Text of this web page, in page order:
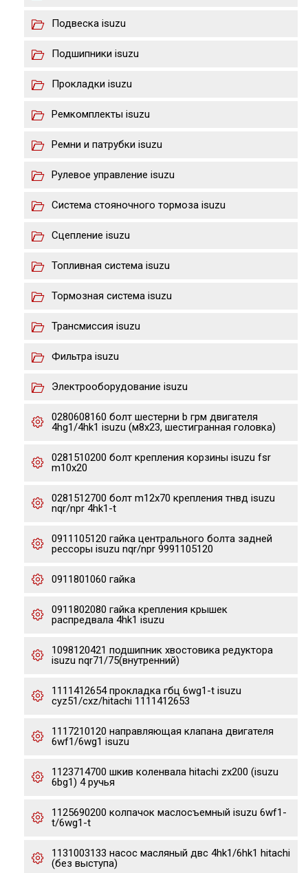
Подвеска isuzu
Подшипники isuzu
Прокладки isuzu
Ремкомплекты isuzu
Ремни и патрубки isuzu
Рулевое управление isuzu
Система стояночного тормоза isuzu
Сцепление isuzu
Топливная система isuzu
Тормозная система isuzu
Трансмиссия isuzu
Фильтра isuzu
Электрооборудование isuzu
0280608160 болт шестерни b грм двигателя
4hg1/4hk1 isuzu (м8х23, шестигранная головка)
0281510200 болт крепления корзины isuzu fsr
m10x20
0281512700 болт m12x70 крепления тнвд isuzu
nqr/npr 4hk1-t
0911105120 гайка центрального болта задней
рессоры isuzu nqr/npr 9991105120
0911801060 гайка
0911802080 гайка крепления крышек
распредвала 4hk1 isuzu
1098120421 подшипник хвостовика редуктора
isuzu nqr71/75(внутренний)
1111412654 прокладка гбц 6wg1-t isuzu
cyz51/cxz/hitachi 1111412653
1117210120 направляющая клапана двигателя
6wf1/6wg1 isuzu
1123714700 шкив коленвала hitachi zx200 (isuzu
6bg1) 4 ручья
1125690200 колпачок маслосъемный isuzu 6wf1-
t/6wg1-t
1131003133 насос масляный двс 4hk1/6hk1 hitachi
(без выступа)